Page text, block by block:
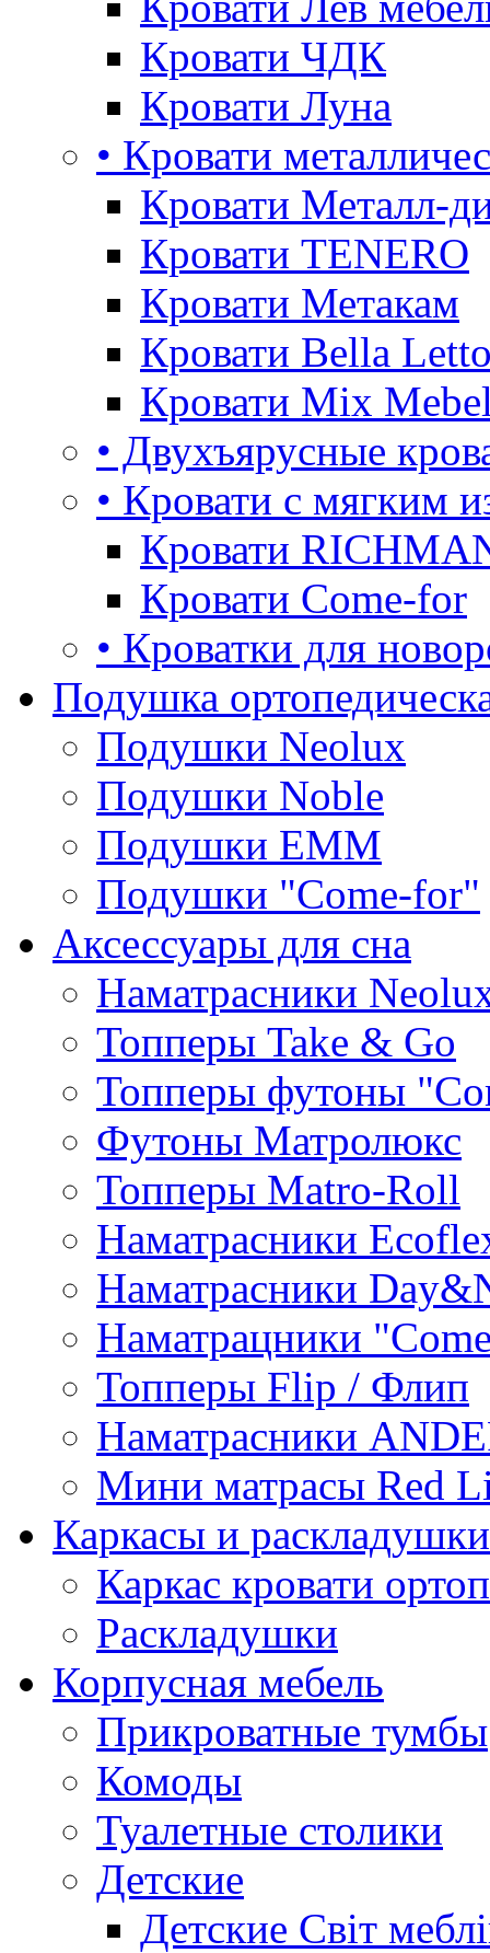
Кровати ЧДК
Кровати Луна
• Кровати
Кровати Металл-
Кровати TENERO
Кровати Метакам
Кровати Bella
Кровати Mix
• Двухъярусные
• Кровати с мягким
Кровати
Кровати Come-for
• Кроватки для
Подушка
Подушки Neolux
Подушки Noble
Подушки ЕММ
Подушки "Come-for"
Аксессуары для сна
Наматрасники
Топперы Take & Go
Топперы футоны
Футоны Матролюкс
Топперы Matro-Roll
Наматрасники
Наматрасники
Наматрацники
Топперы Flip / Флип
Наматрасники
Мини матрасы Red
Каркасы и раскладушки
Каркас кровати
Раскладушки
Корпусная мебель
Прикроватные тумбы
Комоды
Туалетные столики
Детские
Детские Світ